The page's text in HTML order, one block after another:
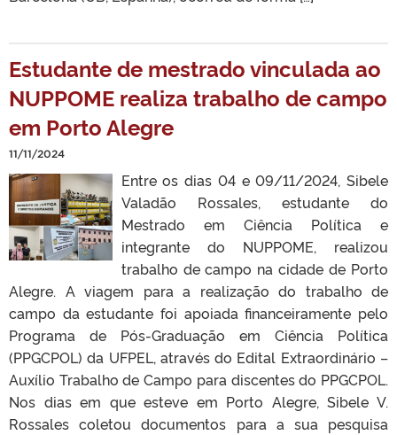
Estudante de mestrado vinculada ao
NUPPOME realiza trabalho de campo
em Porto Alegre
11/11/2024
Entre os dias 04 e 09/11/2024, Sibele
Valadão Rossales, estudante do
Mestrado em Ciência Política e
integrante do NUPPOME, realizou
trabalho de campo na cidade de Porto
Alegre. A viagem para a realização do trabalho de
campo da estudante foi apoiada financeiramente pelo
Programa de Pós-Graduação em Ciência Política
(PPGCPOL) da UFPEL, através do Edital Extraordinário –
Auxílio Trabalho de Campo para discentes do PPGCPOL.
Nos dias em que esteve em Porto Alegre, Sibele V.
Rossales coletou documentos para a sua pesquisa